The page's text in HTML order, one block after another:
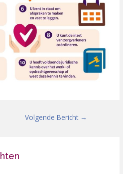
Volgende Bericht →